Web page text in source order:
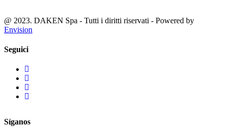
@ 2023. DAKEN Spa - Tutti i diritti riservati - Powered by
Envision
Seguici
Síganos